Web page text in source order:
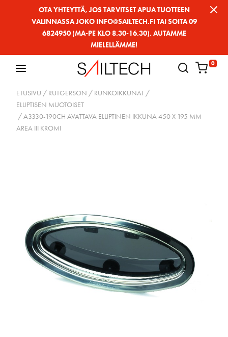
OTA YHTEYTTÄ, JOS TARVITSET APUA TUOTTEEN
VALINNASSA JOKO INFO@SAILTECH.FI TAI SOITA 09
6824950 (MA-PE KLO 8.30-16.30). AUTAMME
MIELELLÄMME!
0
ETUSIVU / RUTGERSON / RUNKOIKKUNAT /
ELLIPTISEN MUOTOISET
/ A3330-190CH AVATTAVA ELLIPTINEN IKKUNA 450 X 195 MM
AREA III KROMI